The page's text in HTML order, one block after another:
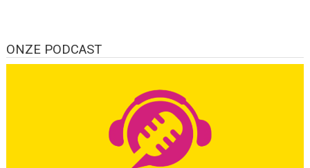
ONZE PODCAST